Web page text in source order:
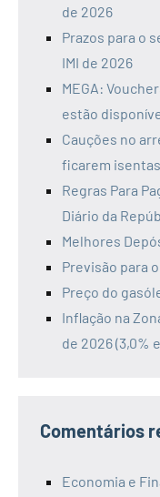
de 2026
Prazos para o
IMI de 2026
MEGA:
estão
Cauções no
ficarem isentas
Regras Para
Diário da
Melhores
Previsão para
Preço do
Inflação na
de 2026 (3,0%
Comentários
Economia e